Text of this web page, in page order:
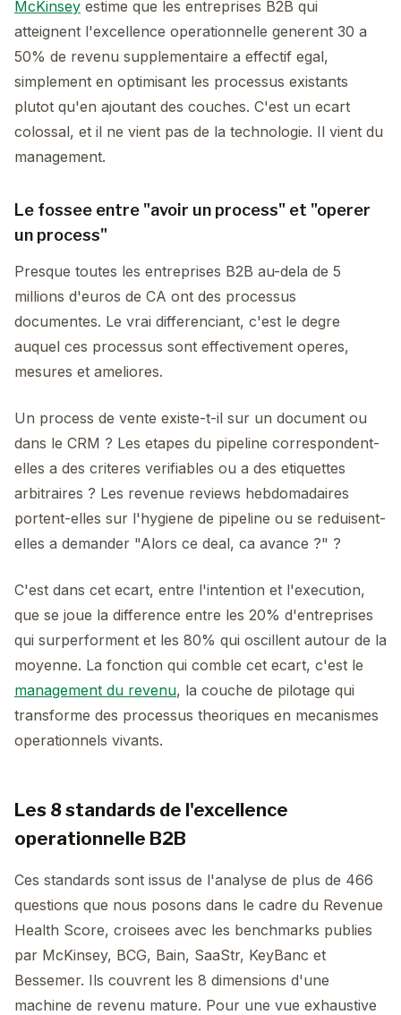
McKinsey estime que les entreprises B2B qui
atteignent l'excellence operationnelle generent 30 a
50% de revenu supplementaire a effectif egal,
simplement en optimisant les processus existants
plutot qu'en ajoutant des couches. C'est un ecart
colossal, et il ne vient pas de la technologie. Il vient du
management.
Le fossee entre "avoir un process" et "operer
un process"
Presque toutes les entreprises B2B au-dela de 5
millions d'euros de CA ont des processus
documentes. Le vrai differenciant, c'est le degre
auquel ces processus sont effectivement operes,
mesures et ameliores.
Un process de vente existe-t-il sur un document ou
dans le CRM ? Les etapes du pipeline correspondent-
elles a des criteres verifiables ou a des etiquettes
arbitraires ? Les revenue reviews hebdomadaires
portent-elles sur l'hygiene de pipeline ou se reduisent-
elles a demander "Alors ce deal, ca avance ?" ?
C'est dans cet ecart, entre l'intention et l'execution,
que se joue la difference entre les 20% d'entreprises
qui surperforment et les 80% qui oscillent autour de la
moyenne. La fonction qui comble cet ecart, c'est le
management du revenu, la couche de pilotage qui
transforme des processus theoriques en mecanismes
operationnels vivants.
Les 8 standards de l'excellence
operationnelle B2B
Ces standards sont issus de l'analyse de plus de 466
questions que nous posons dans le cadre du Revenue
Health Score, croisees avec les benchmarks publies
par McKinsey, BCG, Bain, SaaStr, KeyBanc et
Bessemer. Ils couvrent les 8 dimensions d'une
machine de revenu mature. Pour une vue exhaustive